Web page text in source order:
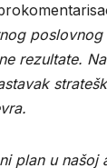
rezultate.
plan u